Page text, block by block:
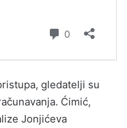
gledatelji su
Ćimić,
Jonjićeva